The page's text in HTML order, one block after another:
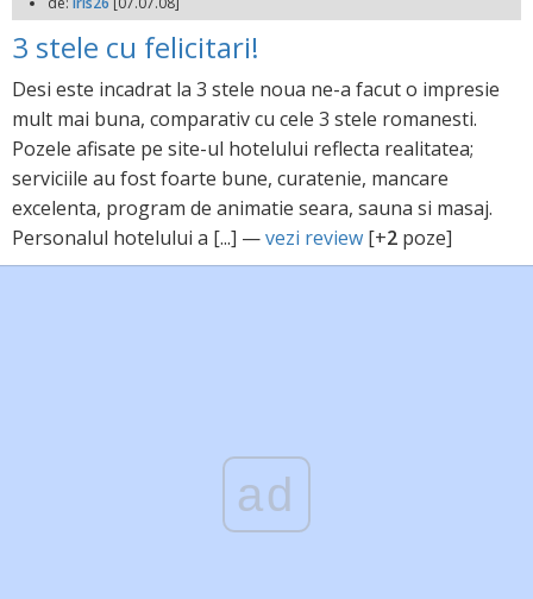
3 stele cu felicitari!
Desi este incadrat la 3 stele noua ne-a facut o impresie
mult mai buna, comparativ cu cele 3 stele romanesti.
Pozele afisate pe site-ul hotelului reflecta realitatea;
serviciile au fost foarte bune, curatenie, mancare
excelenta, program de animatie seara, sauna si masaj.
Personalul hotelului a [...] —vezi review [+2 poze]
ad